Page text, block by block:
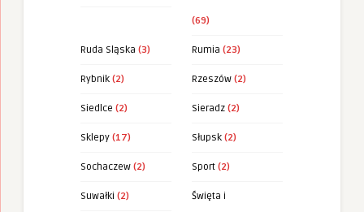
(69)
Ruda Sląska (3) Rumia (23)
Rybnik (2) Rzeszów (2)
Siedlce (2) Sieradz (2)
Sklepy (17) Słupsk (2)
Sochaczew (2) Sport (2)
Suwałki (2) Święta i